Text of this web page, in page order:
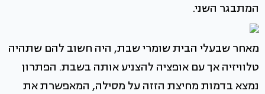
המתבגר השני.
מאחר שבעלי הבית שומרי שבת, היה חשוב להם שתהיה
טלוויזיה אך עם אופציה להצניע אותה בשבת. הפתרון
נמצא בדמות מחיצת הזזה על מסילה, המאפשרת את